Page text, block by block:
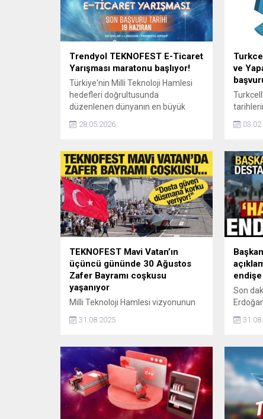
Trendyol TEKNOFEST E-Ticaret
Yarışması maratonu başlıyor!
Türkiye'nin Milli Teknoloji Hamlesi
hedefleri doğrultusunda
düzenlenen dünyanın en büyük
‎havacılık, uzay ve teknoloji festivali
TEKNOFEST kapsamında E-Ticaret
sayım başladı.
28.05.2026
ve
TEKNOFEST Mavi Vatan’ın
üçüncü gününde 30 Ağustos
Zafer Bayramı coşkusu
yaşanıyor
Milli Teknoloji Hamlesi vizyonunun
TEKNOFEST 2025 kapsamında
Vatan"da üçüncü gün etkinlikleri
başladı.
31.08.2025
Son